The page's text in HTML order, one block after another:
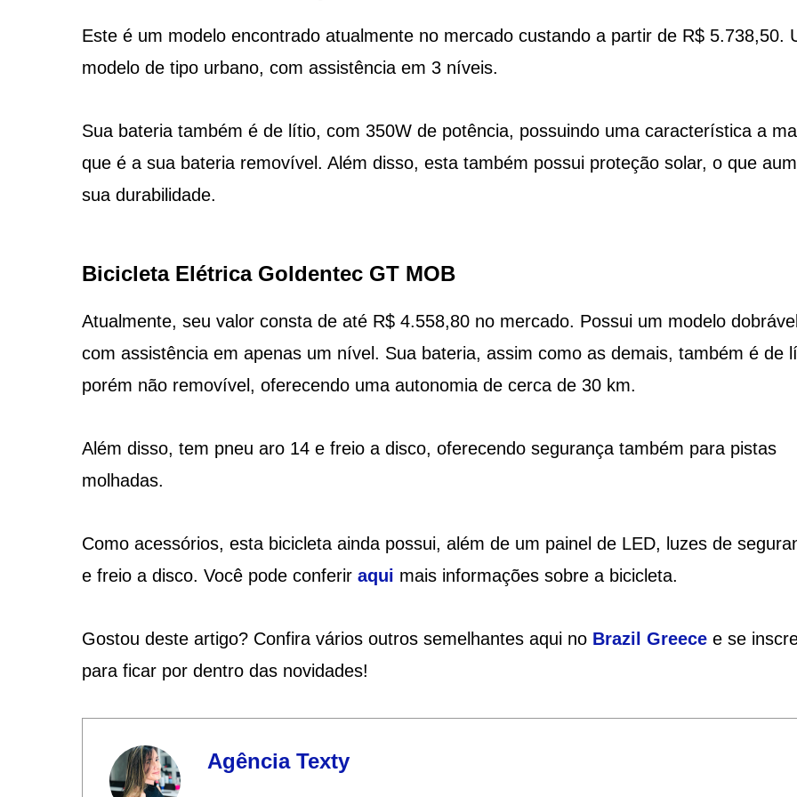
Este é um modelo encontrado atualmente no mercado custando a partir de R$ 5.738,50.
modelo de tipo urbano, com assistência em 3 níveis.
Sua bateria também é de lítio, com 350W de potência, possuindo uma característica a
que é a sua bateria removível. Além disso, esta também possui proteção solar, o que
sua durabilidade.
Bicicleta Elétrica Goldentec GT MOB
Atualmente, seu valor consta de até R$ 4.558,80 no mercado. Possui um modelo
com assistência em apenas um nível. Sua bateria, assim como as demais, também é de
porém não removível, oferecendo uma autonomia de cerca de 30 km.
Além disso, tem pneu aro 14 e freio a disco, oferecendo segurança também para pistas
molhadas.
Como acessórios, esta bicicleta ainda possui, além de um painel de LED, luzes de
e freio a disco. Você pode conferir aqui mais informações sobre a bicicleta.
Gostou deste artigo? Confira vários outros semelhantes aqui no Brazil Greecee se
para ficar por dentro das novidades!
Agência Texty